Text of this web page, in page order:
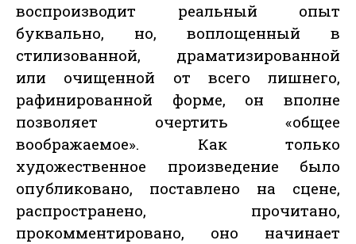
воспроизводит реальный опыт
буквально, но, воплощенный в
стилизованной, драматизированной
или очищенной от всего лишнего,
рафинированной форме, он вполне
позволяет очертить «общее
воображаемое». Как только
художественное произведение было
опубликовано, поставлено на сцене,
распространено, прочитано,
прокомментировано, оно начинает